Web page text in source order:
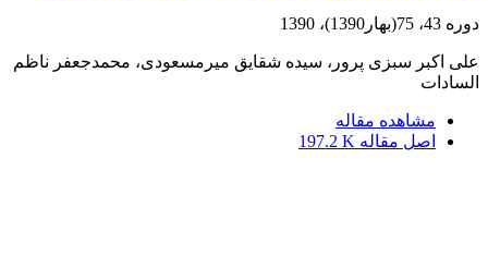
دوره 43، 75(بهار1390)، 1390
علی اکبر سبزی پرور، سیده شقایق میرمسعودی، محمدجعفر ناظم
السادات
مشاهده مقاله
اصل مقاله 197.2 K